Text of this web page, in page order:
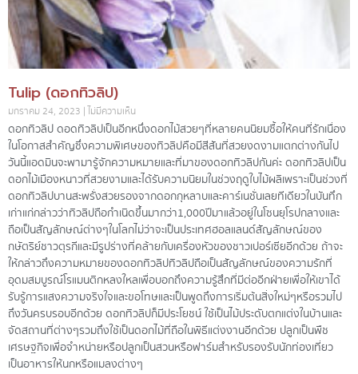
Tulip (ดอกทิวลิป)
มกราคม 24, 2023 ไม่มีความเห็น
ดอกทิวลิป ดอดทิวลิปเป็นอีกหนึ่งดอกไม้สวย ๆ ที่หลายคนนิยมซื้อให้คนที่รักเนื่อง
ในโอกาสสำคัญ ซึ่งความพิเศษของทิวลิปคือมีสีสันที่สวยงดงามแตกต่างกันไป
วันนี้แอดมินจะพามารู้จักความหมายและที่มาของดอกทิวลิปกันค่ะ ดอกทิวลิปเป็น
ดอกไม้เมืองหนาวที่สวยงามและได้รับความนิยมในช่วงฤดูใบไม้ผลิ เพราะเป็นช่วงที่
ดอกทิวลิปบานสะพรั่งสวยรองจากดอกกุหลาบและคาร์เนชั่นเลยทีเดียว ในบันทึก
เก่าแก่กล่าวว่า ทิวลิปถือกำเนิดขึ้นมากว่า 1,000 ปีมาแล้ว อยู่ในโซนยุโรปกลาง และ
ถือเป็นสัญลักษณ์ต่าง ๆ ในโลกไม่ว่าจะเป็นประเทศฮอลแลนด์ สัญลักษณ์ของ
กษัตริย์ชาวตุรกี และมีรูปร่างที่คล้ายกับเครื่องหัวของชาวเปอร์เซียอีกด้วย ถ้าจะ
ให้กล่าวถึงความหมายของดอกทิวลิป ทิวลิปถือเป็นสัญลักษณ์ของความรักที่
อุดมสมบูรณ์ โรแมนติก หลงใหลเพื่อบอกถึงความรู้สึกที่มีต่ออีกฝ่าย เพื่อให้เขาได้
รับรู้ การแสงความจริงใจและขอโทษ และเป็นพูดถึงการเริ่มต้นสิ่งใหม่ ๆ หรือรวมไป
ถึงวันครบรอบอีกด้วย ดอกทิวลิปก็มีประโยชน์ ใช้เป็นไม้ประดับตกแต่งในบ้านและ
จัดสถานที่ต่าง ๆ รวมถึงใช้เป็นดอกไม้ที่ถือในพิธีแต่งงานอีกด้วย ปลูกเป็นพืช
เศรษฐกิจ เพื่อจำหน่าย หรือปลูกเป็นสวนหรือฟาร์มสำหรับรองรับนักท่องเที่ยว
เป็นอาหารให้นกหรือแมลงต่าง ๆ